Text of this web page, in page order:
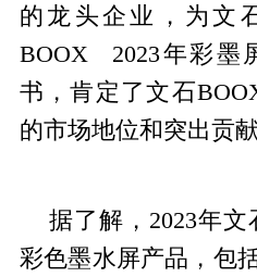
的龙头企业，为文
BOOX 2023年彩墨
书，肯定了文石
的市场地位和突出贡献
据了解，2023年
彩色墨水屏产品，包括